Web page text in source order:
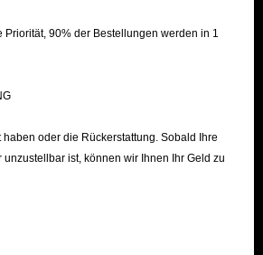
Priorität, 90% der Bestellungen werden in 1
haben oder die Rückerstattung. Sobald Ihre
unzustellbar ist, können wir Ihnen Ihr Geld zu